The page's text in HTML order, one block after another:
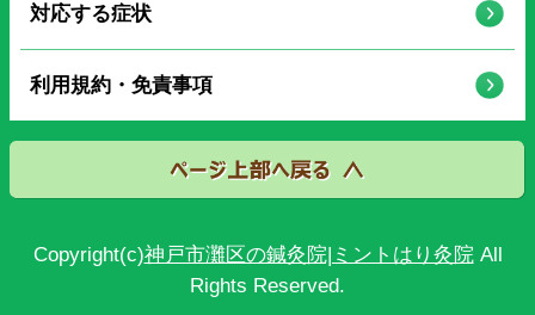
対応する症状
利用規約・免責事項
Copyright(c)神戸市灘区の鍼灸院|ミントはり灸院All
Rights Reserved.